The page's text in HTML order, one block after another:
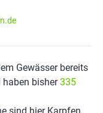
Gewässer bereits
bisher335